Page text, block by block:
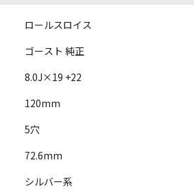
ロールスロイス
ゴースト 純正
8.0J×19 +22
120mm
5穴
72.6mm
シルバー系